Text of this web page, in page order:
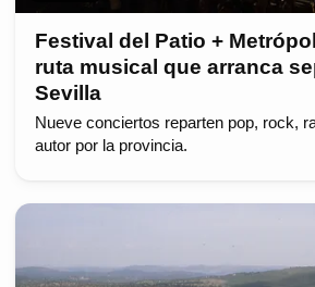
Festival del Patio +
ruta musical que arranca
Sevilla
Nueve conciertos reparten pop, rock,
autor por la provincia.